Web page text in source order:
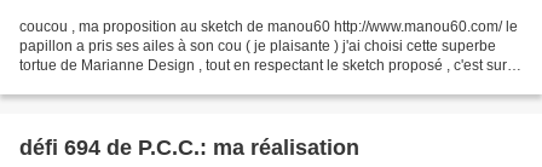
coucou , ma proposition au sketch de manou60 http://www.manou60.com/ le
papillon a pris ses ailes à son cou ( je plaisante ) j'ai choisi cette superbe
tortue de Marianne Design , tout en respectant le sketch proposé , c'est sur !
défi 694 de P.C.C.: ma réalisation